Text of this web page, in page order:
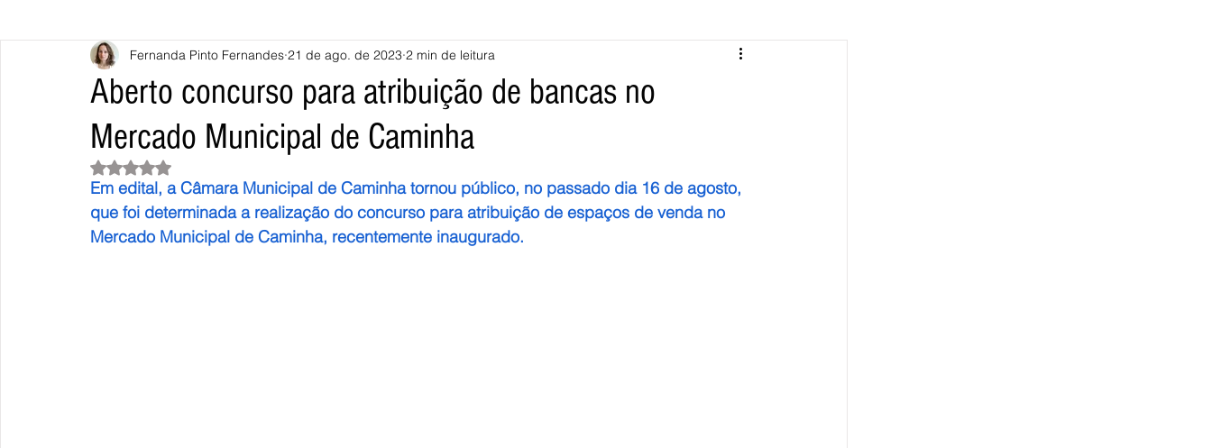
Vila Nova de Cerveira Monção Valença Melgaço
Terras de Bouro Póvoa de Lanhoso Vieira do Minho Vila Verde
Eurocidades Crime Desporto Opinião
Aberto concurso para atribuição de bancas no
Mercado Municipal de Caminha
Fernanda Pinto Fernandes 21 de ago. de 2023 2 min de leitura
Avaliado com NaN de 5 estrelas.
Em edital, a Câmara Municipal de Caminha tornou público, no passado dia 16 de agosto,
que foi determinada a realização do concurso para atribuição de espaços de venda no
Mercado Municipal de Caminha, recentemente inaugurado.